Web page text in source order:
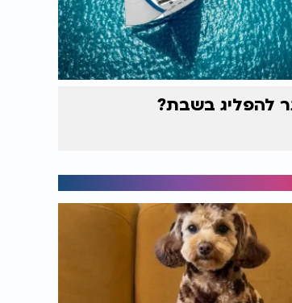
להפליג בשבת?